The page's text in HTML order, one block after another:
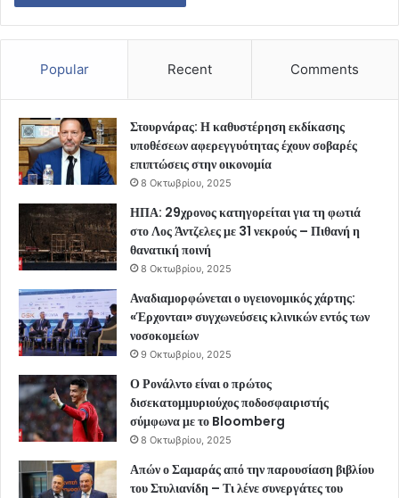
Popular Recent Comments
Στουρνάρας: Η καθυστέρηση εκδίκασης
υποθέσεων αφερεγγυότητας έχουν σοβαρές
επιπτώσεις στην οικονομία
8 Οκτωβρίου, 2025
ΗΠΑ: 29χρονος κατηγορείται για τη φωτιά
στο Λος Άντζελες με 31 νεκρούς – Πιθανή η
θανατική ποινή
8 Οκτωβρίου, 2025
Αναδιαμορφώνεται ο υγειονομικός χάρτης:
«Έρχονται» συγχωνεύσεις κλινικών εντός των
νοσοκομείων
9 Οκτωβρίου, 2025
Ο Ρονάλντο είναι ο πρώτος
δισεκατομμυριούχος ποδοσφαιριστής
σύμφωνα με το Bloomberg
8 Οκτωβρίου, 2025
Απών ο Σαμαράς από την παρουσίαση βιβλίου
του Στυλιανίδη – Τι λένε συνεργάτες του